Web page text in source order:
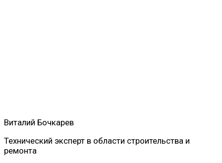
Виталий Бочкарев
Технический эксперт в области строительства и
ремонта